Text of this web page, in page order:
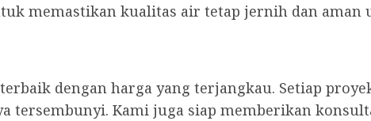
memastikan kualitas air tetap jernih dan aman
dengan harga yang terjangkau. Setiap
tersembunyi. Kami juga siap memberikan